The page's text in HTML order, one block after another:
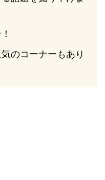
のコーナーもあり